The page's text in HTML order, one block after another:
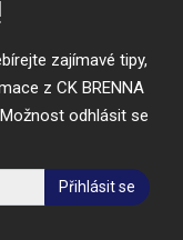
zajímavé tipy,
z CK BRENNA
odhlásit se
Přihlásit se